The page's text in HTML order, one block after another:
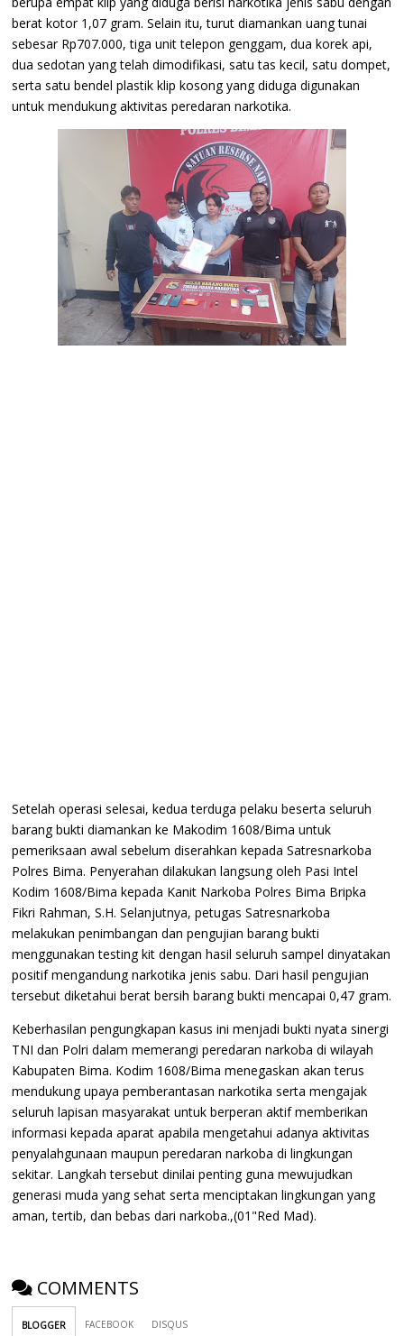
berat kotor 1,07 gram. Selain itu, turut diamankan uang tunai
sebesar Rp707.000, tiga unit telepon genggam, dua korek api,
dua sedotan yang telah dimodifikasi, satu tas kecil, satu dompet,
serta satu bendel plastik klip kosong yang diduga digunakan
untuk mendukung aktivitas peredaran narkotika.
Setelah operasi selesai, kedua terduga pelaku beserta seluruh
barang bukti diamankan ke Makodim 1608/Bima untuk
pemeriksaan awal sebelum diserahkan kepada Satresnarkoba
Polres Bima. Penyerahan dilakukan langsung oleh Pasi Intel
Kodim 1608/Bima kepada Kanit Narkoba Polres Bima Bripka
Fikri Rahman, S.H. Selanjutnya, petugas Satresnarkoba
melakukan penimbangan dan pengujian barang bukti
menggunakan testing kit dengan hasil seluruh sampel dinyatakan
positif mengandung narkotika jenis sabu. Dari hasil pengujian
tersebut diketahui berat bersih barang bukti mencapai 0,47 gram.
Keberhasilan pengungkapan kasus ini menjadi bukti nyata sinergi
TNI dan Polri dalam memerangi peredaran narkoba di wilayah
Kabupaten Bima. Kodim 1608/Bima menegaskan akan terus
mendukung upaya pemberantasan narkotika serta mengajak
seluruh lapisan masyarakat untuk berperan aktif memberikan
informasi kepada aparat apabila mengetahui adanya aktivitas
penyalahgunaan maupun peredaran narkoba di lingkungan
sekitar. Langkah tersebut dinilai penting guna mewujudkan
generasi muda yang sehat serta menciptakan lingkungan yang
aman, tertib, dan bebas dari narkoba.,(01"Red Mad).
COMMENTS
BLOGGER FACEBOOK DISQUS